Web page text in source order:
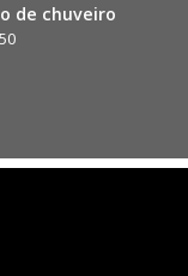
de chuveiro